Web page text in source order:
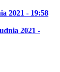
2021 - 19:58
2021 -